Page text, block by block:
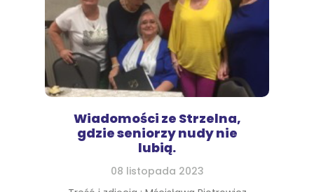
Wiadomości ze Strzelna,
gdzie seniorzy nudy nie
lubią.
08 listopada 2023